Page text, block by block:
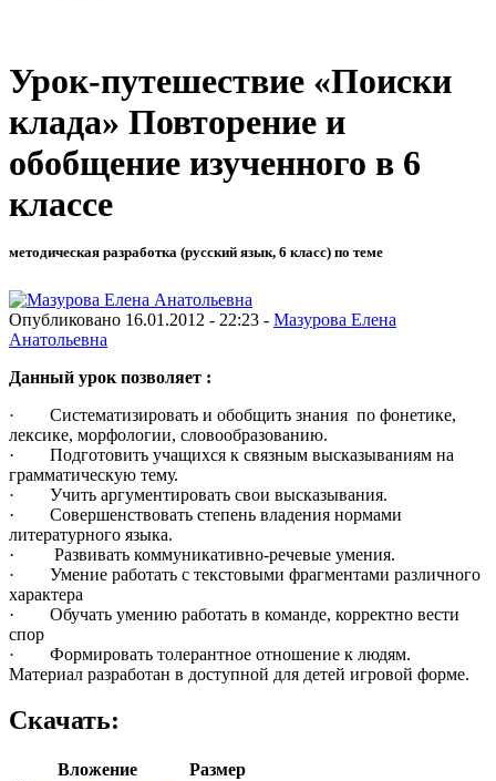
Урок-путешествие «Поиски
клада» Повторение и
обобщение изученного в 6
классе
методическая разработка (русский язык, 6 класс) по теме
Опубликовано 16.01.2012 - 22:23 - Мазурова Елена
Анатольевна
Данный урок позволяет :
· Систематизировать и обобщить знания по фонетике,
лексике, морфологии, словообразованию.
· Подготовить учащихся к связным высказываниям на
грамматическую тему.
· Учить аргументировать свои высказывания.
· Совершенствовать степень владения нормами
литературного языка.
· Развивать коммуникативно-речевые умения.
· Умение работать с текстовыми фрагментами различного
характера
· Обучать умению работать в команде, корректно вести
спор
· Формировать толерантное отношение к людям.
Материал разработан в доступной для детей игровой форме.
Скачать:
Вложение
Размер